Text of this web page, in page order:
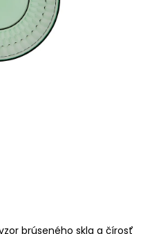
brúseného skla a čírosť